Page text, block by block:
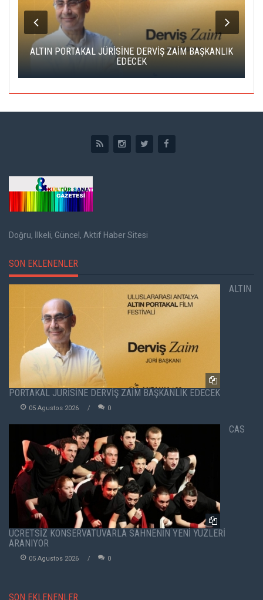
ALTIN PORTAKAL JÜRİSİNE DERVİŞ ZAİM BAŞKANLIK
EDECEK
Doğru, İlkeli, Güncel, Aktif Haber Sitesi
SON EKLENENLER
ALTIN
PORTAKAL JÜRİSİNE DERVİŞ ZAİM BAŞKANLIK EDECEK
05 Agustos 2026 0
CAS
ÜCRETSİZ KONSERVATUVARLA SAHNENİN YENİ YÜZLERİ
ARANIYOR
05 Agustos 2026 0
SON EKLENENLER